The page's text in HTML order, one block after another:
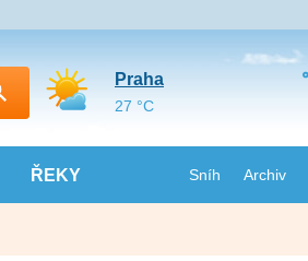
ŘEKY Sníh Archiv
Praha
27 °C